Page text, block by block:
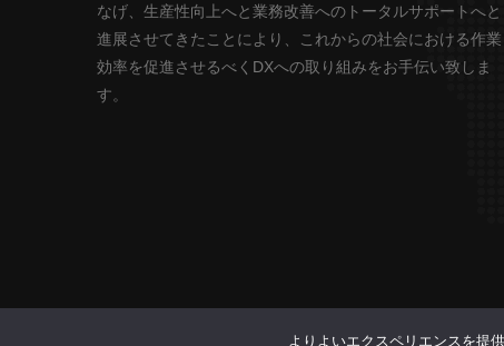
なげ、生産性向上へと業務改善へのトータルサポートへと
進展させてきたことにより、これからの社会における作業
効率を促進させるべくDXへの取り組みをお手伝い致しま
す。
よりよいエクスペリエンスを提